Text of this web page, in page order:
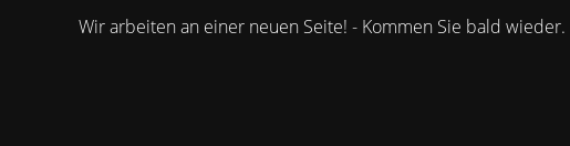
Wir arbeiten an einer neuen Seite! - Kommen Sie bald wieder.